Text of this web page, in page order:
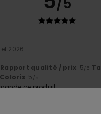
2026
Rapport qualité / prix: 5/5
Coloris: 5 /5
ce produit